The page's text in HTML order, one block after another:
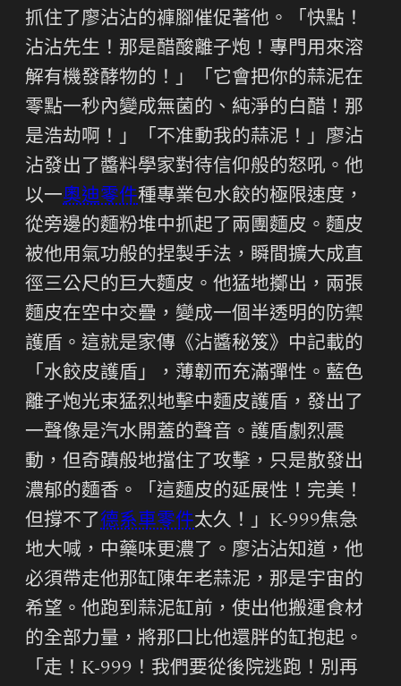
抓住了廖沾沾的褲腳催促著他。「快點！
沾沾先生！那是醋酸離子炮！專門用來溶
解有機發酵物的！」「它會把你的蒜泥在
零點一秒內變成無菌的、純淨的白醋！那
是浩劫啊！」「不准動我的蒜泥！」廖沾
沾發出了醬料學家對待信仰般的怒吼。他
以一奧迪零件種專業包水餃的極限速度，
從旁邊的麵粉堆中抓起了兩團麵皮。麵皮
被他用氣功般的捏製手法，瞬間擴大成直
徑三公尺的巨大麵皮。他猛地擲出，兩張
麵皮在空中交疊，變成一個半透明的防禦
護盾。這就是家傳《沾醬秘笈》中記載的
「水餃皮護盾」，薄韌而充滿彈性。藍色
離子炮光束猛烈地擊中麵皮護盾，發出了
一聲像是汽水開蓋的聲音。護盾劇烈震
動，但奇蹟般地擋住了攻擊，只是散發出
濃郁的麵香。「這麵皮的延展性！完美！
但撐不了 德系車零件太久！」K-999焦急
地大喊，中藥味更濃了。廖沾沾知道，他
必須帶走他那缸陳年老蒜泥，那是宇宙的
希望。他跑到蒜泥缸前，使出他搬運食材
的全部力量，將那口比他還胖的缸抱起。
「走！K-999！我們要從後院逃跑！別再